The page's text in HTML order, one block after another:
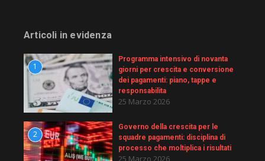
Articoli in evidenza
1
Programma intensivo di novanta
giorni per crescita e conversione
dei pagamenti: piano, tappe e
responsabilita
25 Marzo 2026
2
Governo della crescita per le
squadre pagamenti: disciplina di
processo che moltiplica i risultati
25 Marzo 2026